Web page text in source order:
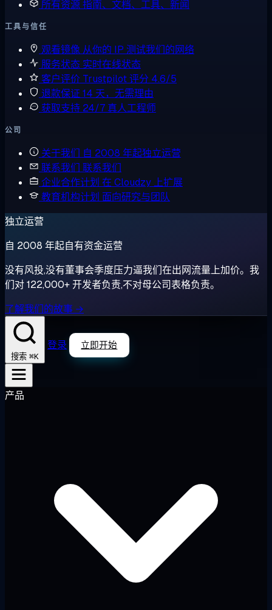
所有资源指南、文档、工具、新闻
工具与信任
观看镜像 从你的 IP 测试我们的网络
服务状态 实时在线状态
客户评价 Trustpilot 评分 4.6/5
退款保证 14 天，无需理由
获取支持 24/7 真人工程师
公司
关于我们 自 2008 年起独立运营
联系我们 联系我们
企业合作计划 在 Cloudzy 上扩展
教育机构计划 面向研究与团队
独立运营
自 2008 年起自有资金运营
没有风投,没有董事会季度压力逼我们在出网流量上加价。我
们对 122,000+ 开发者负责,不对母公司表格负责。
了解我们的故事 →
搜索 ⌘K
登录 立即开始
产品